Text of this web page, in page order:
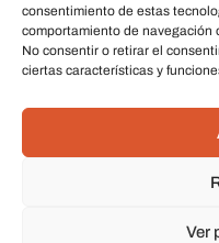
consentimiento de estas
comportamiento de navegación
No consentir o retirar el
ciertas características y
Ver
Datos
C/